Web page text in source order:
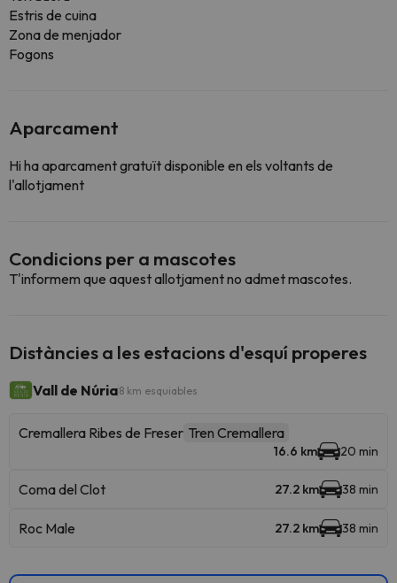
Estris de cuina
Zona de menjador
Fogons
Aparcament
Hi ha aparcament gratuït disponible en els voltants de
l'allotjament
Condicions per a mascotes
T'informem que aquest allotjament no admet mascotes.
Distàncies a les estacions d'esquí properes
Vall de Núria8 km esquiables
Cremallera Ribes de Freser Tren Cremallera
16.6 km 20 min
Coma del Clot 27.2 km 38 min
Roc Male 27.2 km 38 min